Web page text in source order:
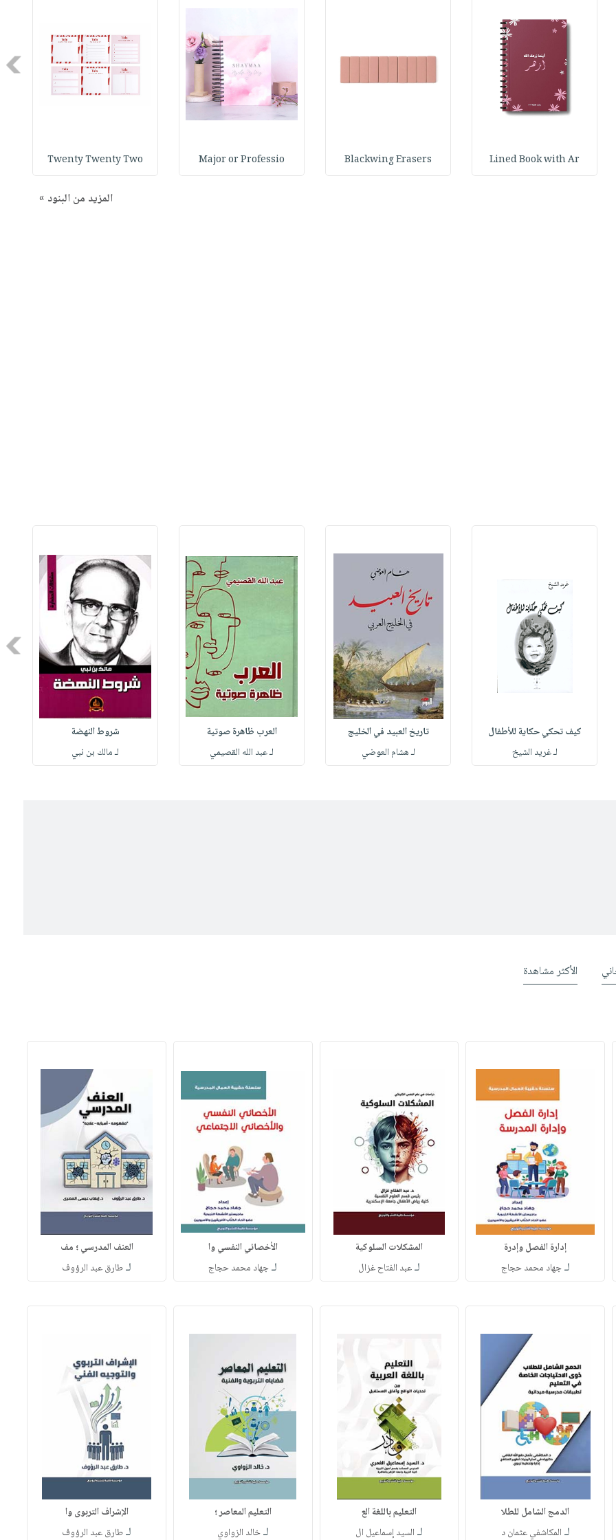
Lined Book with Ar
Blackwing Erasers
Major or Professio
Twenty Twenty Two
المزيد من البنود »
كيف تحكي حكاية للأطفال
لـ غريد الشيخ
تاريخ العبيد في الخليج
لـ هشام العوضي
العرب ظاهرة صوتية
لـ عبد الله القصيمي
شروط النهضة
لـ مالك بن نبي
الأكثر مشاهدة
إدارة الفصل وإدرة
لـجهاد محمد حجاج
المشكلات السلوكية
لـعبد الفتاح غزال
الأخصائي النفسي وا
لـجهاد محمد حجاج
العنف المدرسي ؛ مف
لـطارق عبد الرؤوف
الدمج الشامل للطلا
لـ المكاشفي عثمان د
التعليم باللغة الع
لـ السيد إسماعيل ال
التعليم المعاصر ؛
لـخالد الزواوي
الإشراف التربوى وا
لـطارق عبد الرؤوف